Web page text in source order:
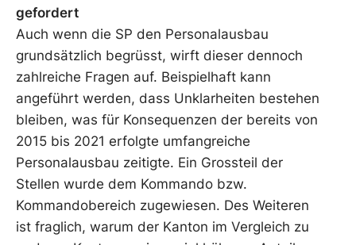
gefordert
Auch wenn die SP den Personalausbau
grundsätzlich begrüsst, wirft dieser dennoch
zahlreiche Fragen auf. Beispielhaft kann
angeführt werden, dass Unklarheiten bestehen
bleiben, was für Konsequenzen der bereits von
2015 bis 2021 erfolgte umfangreiche
Personalausbau zeitigte. Ein Grossteil der
Stellen wurde dem Kommando bzw.
Kommandobereich zugewiesen. Des Weiteren
ist fraglich, warum der Kanton im Vergleich zu